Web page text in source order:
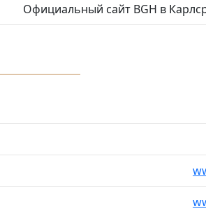
Официальный сайт BGH в